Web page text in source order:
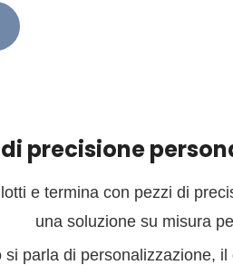
precisione
e termina con pezzi di
una soluzione su misura
si parla di personalizzazione,